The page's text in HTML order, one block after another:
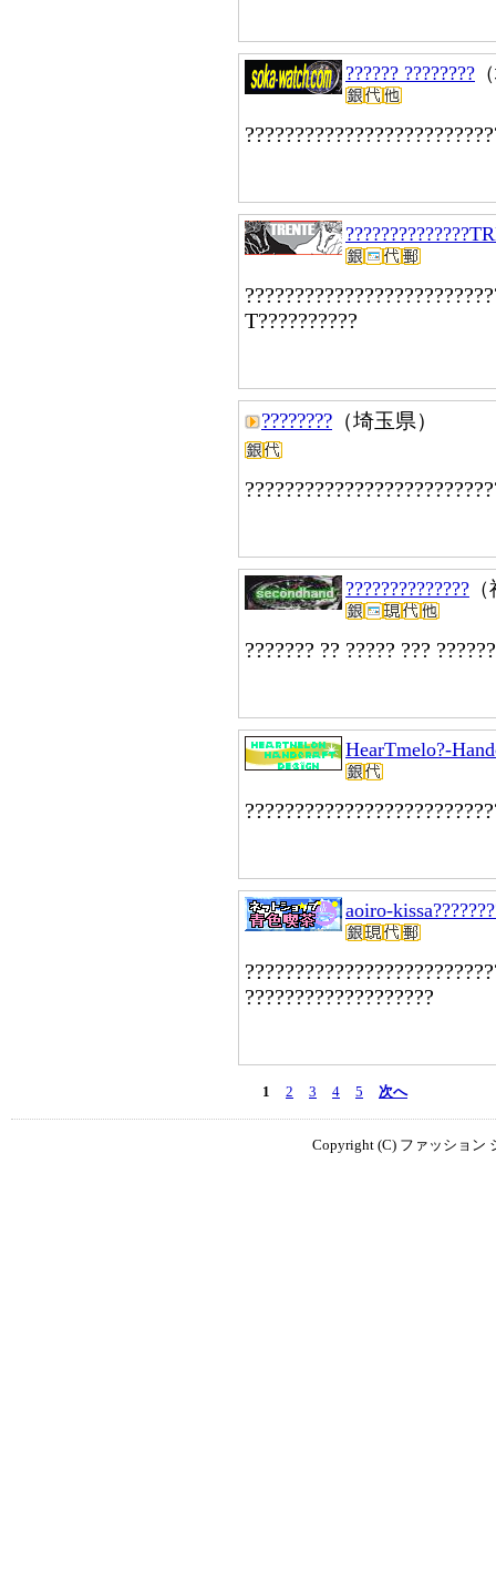
?????? ????????
T??????????
???????? （埼玉県）
??????????????
??????? ?? ????? ???
HearTmelo?-
aoiro-
???????????????????
1 2 3 4 5 次へ
Copyright (C) ファッション